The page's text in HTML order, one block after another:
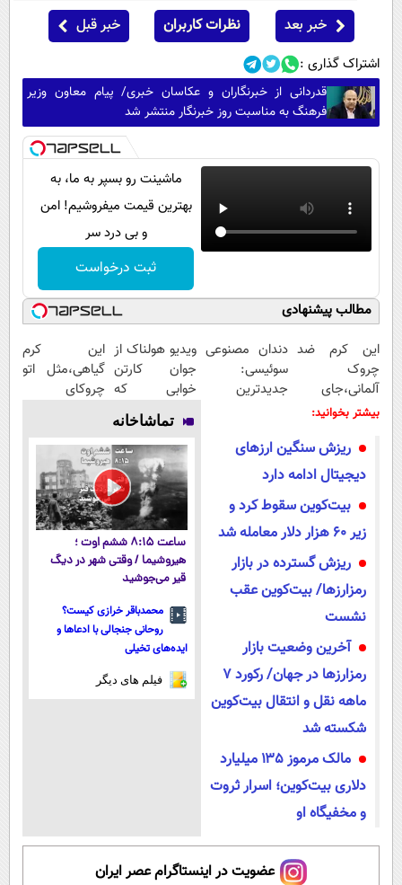
خبر بعد نظرات کاربران خبر قبل
اشتراک گذاری :
قدردانی از خبرنگاران و عکاسان خبری/ پیام معاون وزیر
فرهنگ به مناسبت روز خبرنگار منتشر شد
ماشینت رو بسپر به ما، به
بهترین قیمت میفروشیم! امن
و بی درد سر
ثبت درخواست
مطالب پیشنهادی
این کرم ضد
چروک
آلمانی،جای
بوتاکس رو برات
تخفیف تا
امشب
دندان مصنوعی
سوئیسی:
جدیدترین
پرداخت قسطی
ویدیو هولناک از
جوان کارتن
خوابی که
میلیاردر شد.
آموزش رایگان
این کرم
گیاهی،مثل اتو
چروکای
بیشتر بخوانید:
ریزش سنگین ارزهای
دیجیتال ادامه دارد
بیت‌کوین سقوط کرد و
زیر ۶۰ هزار دلار معامله شد
ریزش گسترده در بازار
رمزارزها/ بیت‌کوین عقب
نشست
آخرین وضعیت بازار
رمزارز‌ها در جهان/ رکورد ۷
ماهه نقل و انتقال بیت‌کوین
شکسته شد
مالک مرموز ۱۳۵ میلیارد
دلاری بیت‌کوین؛ اسرار ثروت
و مخفیگاه او
تماشاخانه
ساعت ۸:۱۵ ششم اوت ؛
هیروشیما / وقتی شهر در دیگ
قیر می‌جوشید
محمدباقر خرازی کیست؟
روحانی جنجالی با ادعاها و
ایده‌های تخیلی
فیلم های دیگر
عضویت در اینستاگرام عصر ایران